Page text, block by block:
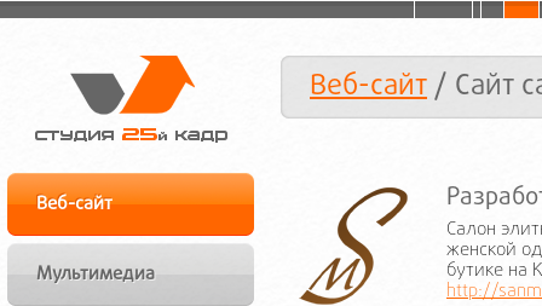
Веб-сайт/ Сайт
Веб-сайт
Мультимедиа
Салон
женской
бутике на
http://